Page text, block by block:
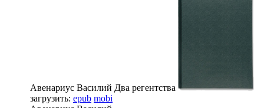
Авенариус Василий Два регентства
загрузить: epub mobi